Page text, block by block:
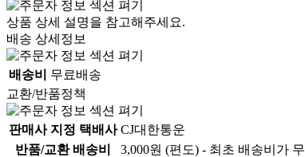
상품 상세 설명을 참고해주세요.
배송 상세정보
배송비
무료배송
교환/반품정책
판매사 지정 택배사 CJ대한통운
반품/교환 배송비
3,000원 (편도) - 최초 배송비가